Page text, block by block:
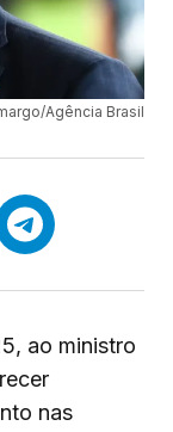
Agência Brasil
ao ministro
nas